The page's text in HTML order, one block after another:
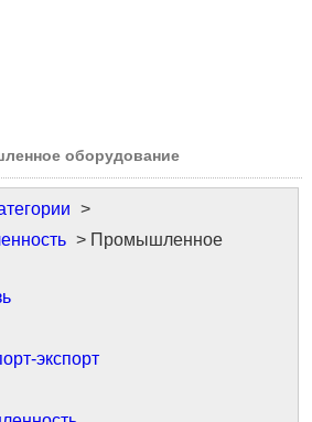
оборудование
>
> Промышленное
экспорт